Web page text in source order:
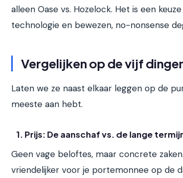
alleen Oase vs. Hozelock. Het is een
technologie en bewezen, no-nonsense
Vergelijken op de vijf
Laten we ze naast elkaar leggen op de
meeste aan hebt.
1. Prijs: De aanschaf vs. de lange
Geen vage beloftes, maar concrete
vriendelijker voor je portemonnee op de